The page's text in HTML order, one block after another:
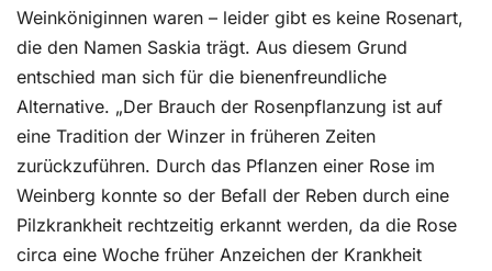
Weinköniginnen waren – leider gibt es keine Rosenart,
die den Namen Saskia trägt. Aus diesem Grund
entschied man sich für die bienenfreundliche
Alternative. „Der Brauch der Rosenpflanzung ist auf
eine Tradition der Winzer in früheren Zeiten
zurückzuführen. Durch das Pflanzen einer Rose im
Weinberg konnte so der Befall der Reben durch eine
Pilzkrankheit rechtzeitig erkannt werden, da die Rose
circa eine Woche früher Anzeichen der Krankheit